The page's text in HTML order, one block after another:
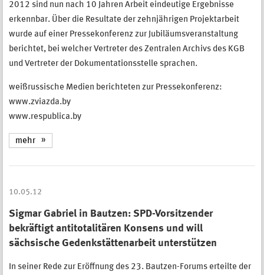
2012 sind nun nach 10 Jahren Arbeit eindeutige Ergebnisse
erkennbar. Über die Resultate der zehnjährigen Projektarbeit
wurde auf einer Pressekonferenz zur Jubiläumsveranstaltung
berichtet, bei welcher Vertreter des Zentralen Archivs des KGB
und Vertreter der Dokumentationsstelle sprachen.
weißrussische Medien berichteten zur Pressekonferenz:
www.zviazda.by
www.respublica.by
mehr
10.05.12
Sigmar Gabriel in Bautzen: SPD-Vorsitzender
bekräftigt antitotalitären Konsens und will
sächsische Gedenkstättenarbeit unterstützen
In seiner Rede zur Eröffnung des 23. Bautzen-Forums erteilte der